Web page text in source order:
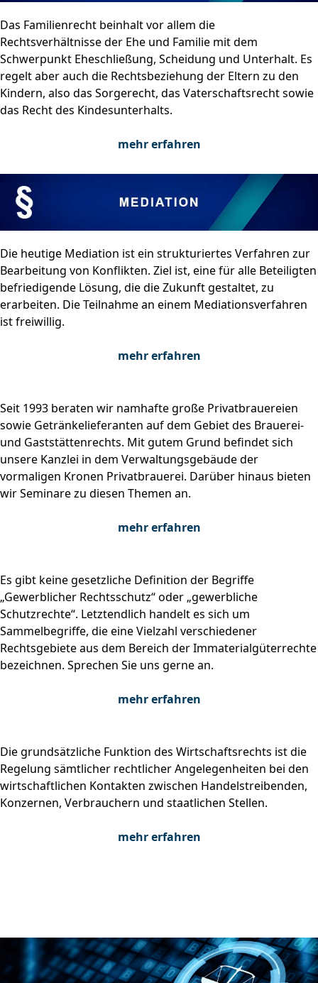
Das Familienrecht beinhalt vor allem die
Rechtsverhältnisse der Ehe und Familie mit dem
Schwerpunkt Eheschließung, Scheidung und Unterhalt. Es
regelt aber auch die Rechtsbeziehung der Eltern zu den
Kindern, also das Sorgerecht, das Vaterschaftsrecht sowie
das Recht des Kindesunterhalts.
mehr erfahren
Die heutige Mediation ist ein strukturiertes Verfahren zur
Bearbeitung von Konflikten. Ziel ist, eine für alle Beteiligten
befriedigende Lösung, die die Zukunft gestaltet, zu
erarbeiten. Die Teilnahme an einem Mediationsverfahren
ist freiwillig.
mehr erfahren
Seit 1993 beraten wir namhafte große Privatbrauereien
sowie Getränkelieferanten auf dem Gebiet des Brauerei-
und Gaststättenrechts. Mit gutem Grund befindet sich
unsere Kanzlei in dem Verwaltungsgebäude der
vormaligen Kronen Privatbrauerei. Darüber hinaus bieten
wir Seminare zu diesen Themen an.
mehr erfahren
Es gibt keine gesetzliche Definition der Begriffe
„Gewerblicher Rechtsschutz“ oder „gewerbliche
Schutzrechte“. Letztendlich handelt es sich um
Sammelbegriffe, die eine Vielzahl verschiedener
Rechtsgebiete aus dem Bereich der Immaterialgüterrechte
bezeichnen. Sprechen Sie uns gerne an.
mehr erfahren
Die grundsätzliche Funktion des Wirtschaftsrechts ist die
Regelung sämtlicher rechtlicher Angelegenheiten bei den
wirtschaftlichen Kontakten zwischen Handelstreibenden,
Konzernen, Verbrauchern und staatlichen Stellen.
mehr erfahren